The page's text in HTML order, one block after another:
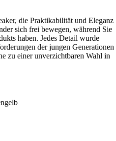
die Praktikabilität und Eleganz
sich frei bewegen, während Sie
haben. Jedes Detail wurde
der jungen Generationen
zu einer unverzichtbaren Wahl in